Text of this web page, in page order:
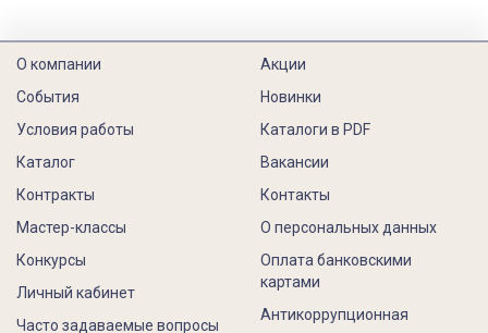
О компании
События
Условия работы
Каталог
Контракты
Акции
Новинки
Каталоги в PDF
Вакансии
Контакты
Мастер-классы
Конкурсы
Личный кабинет
Часто задаваемые вопросы
О персональных данных
Оплата банковскими
картами
Антикоррупционная